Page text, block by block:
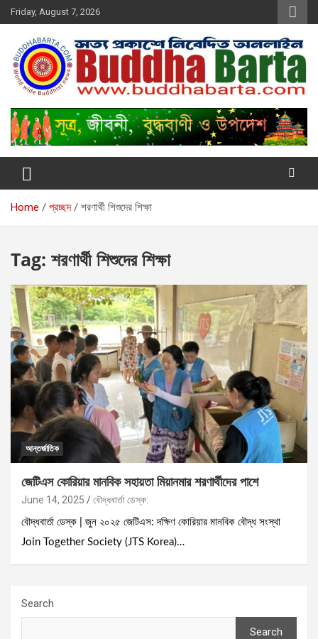
Skip
to
content
Friday, August 7, 2026
Buddha Barta
Home প্রচ্ছদ শরণার্থী শিশুদের শিক্ষা
Tag: শরণার্থী শিশুদের শিক্ষা
আন্তর্জাতিক
জেটিএস কোরিয়ার মানবিক সহায়তা মিয়ানমার শরণার্থীদের পাশে
June 14, 2025 বৌদ্ধবার্তা ডেস্ক:
বৌদ্ধবার্তা ডেস্ক | জুন ২০২৫ জেটিএস: দক্ষিণ কোরিয়ার মানবিক বৌদ্ধ সংস্থা
Join Together Society (JTS Korea)…
Search
Search